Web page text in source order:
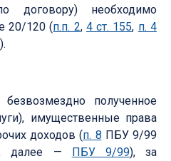
договору) необходимо
20/120 (п.п. 2, 4 ст. 155, п. 4
полученное
имущественные права
доходов (п. 8 ПБУ 9/99
далее — ПБУ 9/99), за